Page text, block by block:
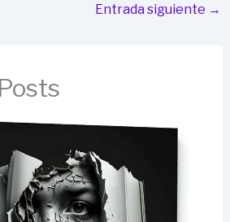
Entrada siguiente →